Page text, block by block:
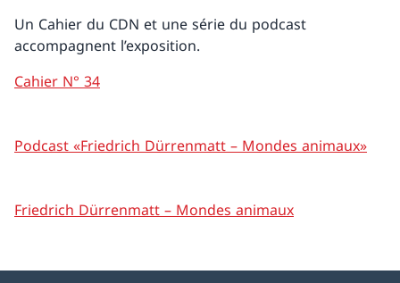
Un Cahier du CDN et une série du podcast
accompagnent l’exposition.
Cahier N° 34
Podcast «Friedrich Dürrenmatt – Mondes animaux»
Friedrich Dürrenmatt – Mondes animaux